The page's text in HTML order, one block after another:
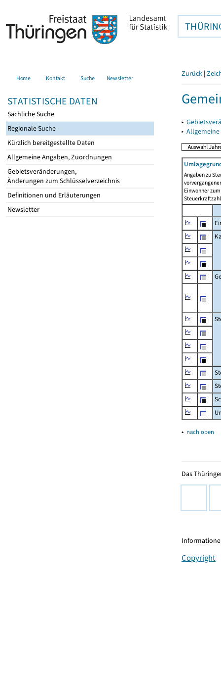
Home Kontakt Suche Newsletter
STATISTISCHE DATEN
Sachliche Suche
Regionale Suche
Kürzlich bereitgestellte Daten
Allgemeine Angaben, Zuordnungen
Gebietsveränderungen,
Änderungen zum Schlüsselverzeichnis
Definitionen und Erläuterungen
Newsletter
Zurück |
▸
▸
Angaben zu
Einwohner
▴ nach oben
Das
Copyright